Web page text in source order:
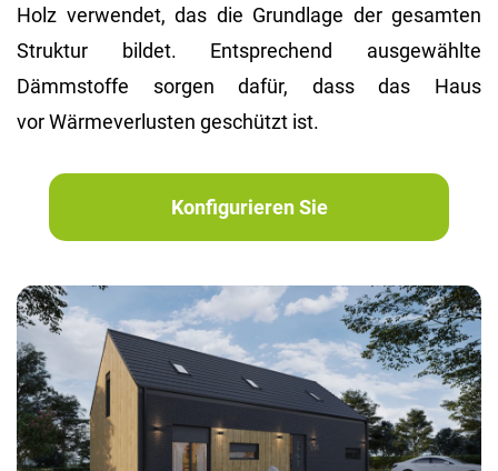
Holz verwendet, das die Grundlage der gesamten
Struktur bildet. Entsprechend ausgewählte
Dämmstoffe sorgen dafür, dass das Haus
vor Wärmeverlusten geschützt ist.
Konfigurieren Sie